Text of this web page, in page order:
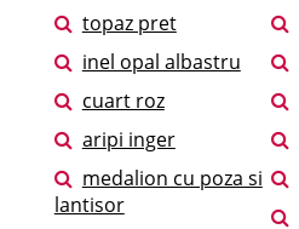
topaz pret
inel opal albastru
cuart roz
aripi inger
medalion cu poza si
lantisor